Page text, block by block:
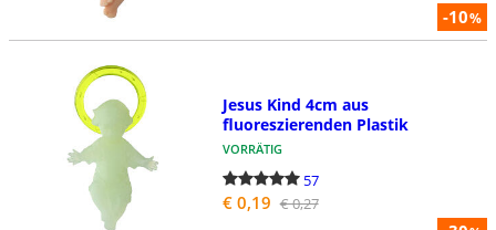
-10%
Jesus Kind 4cm aus
fluoreszierenden Plastik
VORRÄTIG
57
€ 0,19 € 0,27